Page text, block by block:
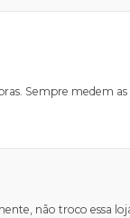
Sempre medem as
não troco essa